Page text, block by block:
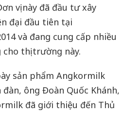
vị này đã đầu tư xây
đại đầu tiên tại
và đang cung cấp nhiều
thị trường này.
sản phẩm Angkormilk
ông Đoàn Quốc Khánh,
đã giới thiệu đến Thủ